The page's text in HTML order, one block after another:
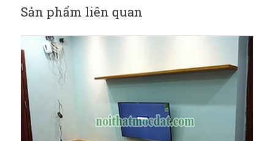
Sản phẩm liên quan